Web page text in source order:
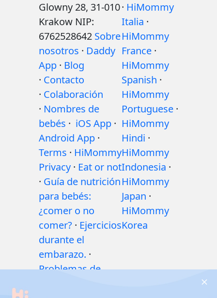
Glowny 28, 31-010
Krakow NIP:
6762528642 Sobre
nosotros · Daddy
App · Blog
· Contacto
· Colaboración
· Nombres de
bebés · iOS App ·
Android App ·
Terms · HiMommy
Privacy · Eat or not
· Guía de nutrición
para bebés:
¿comer o no
comer? · Ejercicios
durante el
embarazo. ·
Problemas de
· HiMommy
Italia ·
HiMommy
France ·
HiMommy
Spanish ·
HiMommy
Portuguese ·
HiMommy
Hindi ·
HiMommy
Indonesia ·
HiMommy
Japan ·
HiMommy
Korea